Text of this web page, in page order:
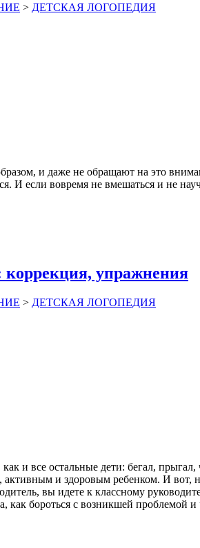
> ДЕТСКАЯ ЛОГОПЕДИЯ
и даже не обращают на это
И если вовремя не вмешаться и не
упражнения
> ДЕТСКАЯ ЛОГОПЕДИЯ
и все остальные дети: бегал, прыгал,
и здоровым ребенком. И вот,
вы идете к классному
как бороться с возникшей проблемой